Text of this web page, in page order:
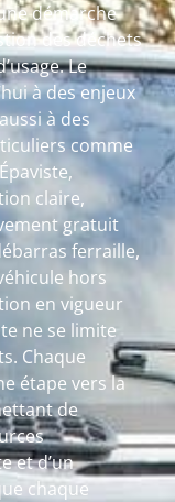
démarche
des déchets
Le
à des enjeux
à des
comme
claire,
gratuit
ferraille,
hors
en vigueur
ne se limite
Chaque
étape vers la
de
et d’un
chaque